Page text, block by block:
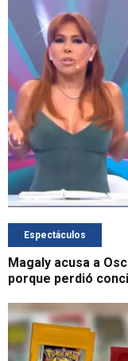
Espectáculos
Magaly acusa a
porque perdió